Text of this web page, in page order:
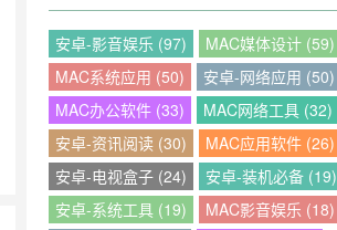
安卓-影音娱乐 (97)
MAC媒体设计 (59)
MAC系统应用 (50)
安卓-网络应用 (50)
MAC办公软件 (33)
MAC网络工具 (32)
安卓-资讯阅读 (30)
MAC应用软件 (26)
安卓-电视盒子 (24)
安卓-装机必备 (19)
安卓-系统工具 (19)
MAC影音娱乐 (18)